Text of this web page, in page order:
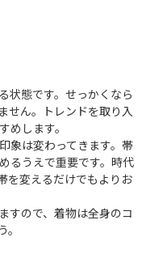
状態です。せっかくなら
せん。トレンドを取り入
めします。
象は変わってきます。帯
るうえで重要です。時代
を変えるだけでもよりお
すので、着物は全身のコ